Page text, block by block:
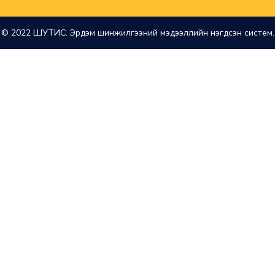
© 2022 ШУТИС. Эрдэм шинжилгээний мэдээллийн нэгдсэн систем.